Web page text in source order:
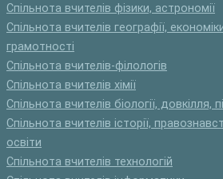
Спільнота вчителів фізики, астрономії
Спільнота вчителів географії,
грамотності
Спільнота вчителів-філологів
Спільнота вчителів хімії
Спільнота вчителів біології,
Спільнота вчителів історії,
освіти
Спільнота вчителів технологій